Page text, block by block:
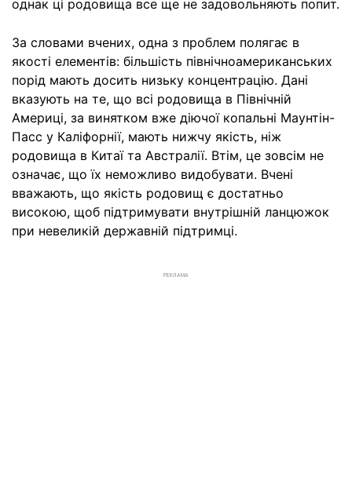
однак ці родовища все ще не задовольняють попит.
За словами вчених, одна з проблем полягає в
якості елементів: більшість північноамериканських
порід мають досить низьку концентрацію. Дані
вказують на те, що всі родовища в Північній
Америці, за винятком вже діючої копальні Маунтін-
Пасс у Каліфорнії, мають нижчу якість, ніж
родовища в Китаї та Австралії. Втім, це зовсім не
означає, що їх неможливо видобувати. Вчені
вважають, що якість родовищ є достатньо
високою, щоб підтримувати внутрішній ланцюжок
при невеликій державній підтримці.
РЕКЛАМА